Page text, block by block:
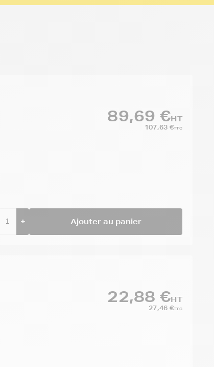
89,69 €HT
107,63 €TTC
+ Ajouter au panier
22,88 €HT
27,46 €TTC